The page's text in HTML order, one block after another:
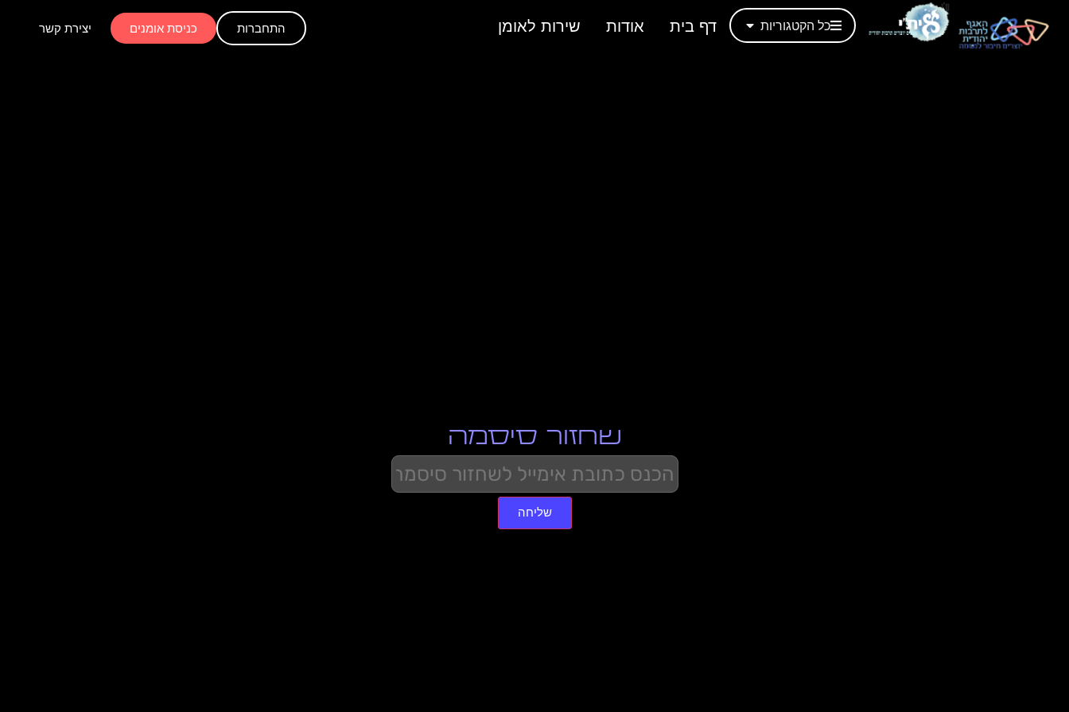
כל הקטגוריות דף בית אודות שירות לאומן יצירת קשר כניסת אומנים התחברות
שחזור סיסמה
שליחה